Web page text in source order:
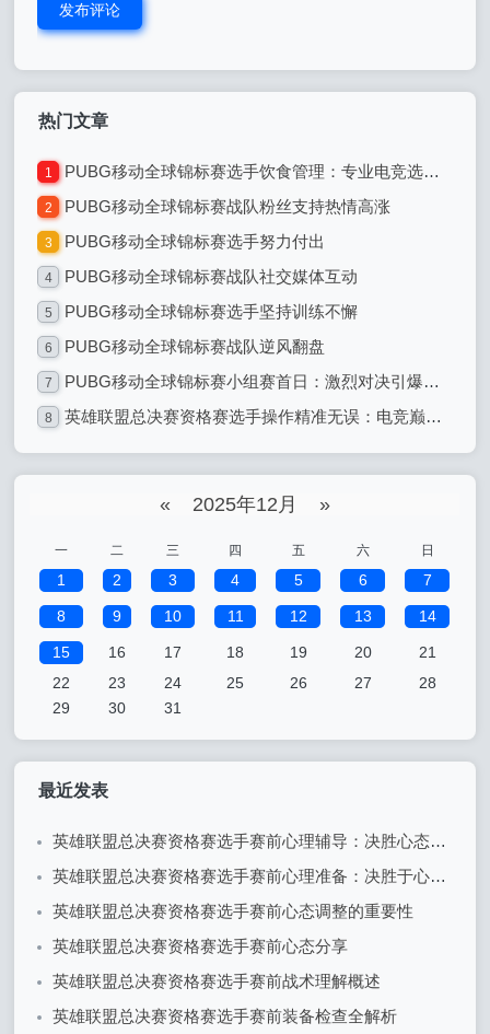
发布评论
热门文章
1 PUBG移动全球锦标赛选手饮食管理：专业电竞选手的饮食之道
2 PUBG移动全球锦标赛战队粉丝支持热情高涨
3 PUBG移动全球锦标赛选手努力付出
4 PUBG移动全球锦标赛战队社交媒体互动
5 PUBG移动全球锦标赛选手坚持训练不懈
6 PUBG移动全球锦标赛战队逆风翻盘
7 PUBG移动全球锦标赛小组赛首日：激烈对决引爆全球电竞热潮
8 英雄联盟总决赛资格赛选手操作精准无误：电竞巅峰的精准艺术
« 2025年12月 »
一 二 三 四 五 六 日
1 2 3 4 5 6 7
8 9 10 11 12 13 14
15 16 17 18 19 20
21
22
23 24 25 26 27
28
29
30 31
最近发表
英雄联盟总决赛资格赛选手赛前心理辅导：决胜心态的关键
英雄联盟总决赛资格赛选手赛前心理准备：决胜于心态之间
英雄联盟总决赛资格赛选手赛前心态调整的重要性
英雄联盟总决赛资格赛选手赛前心态分享
英雄联盟总决赛资格赛选手赛前战术理解概述
英雄联盟总决赛资格赛选手赛前装备检查全解析